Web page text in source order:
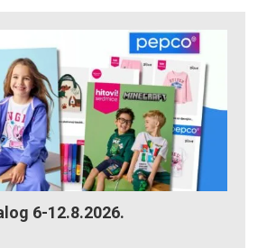
6-12.8.2026.